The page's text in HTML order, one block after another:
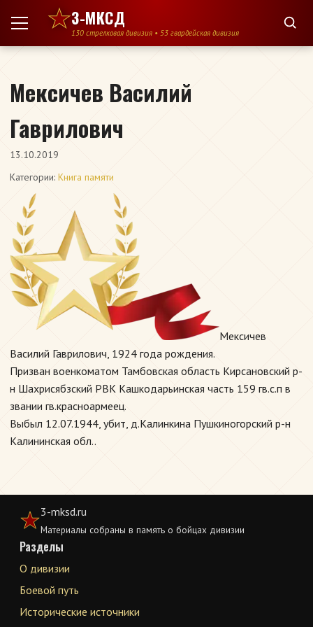
Перейти к содержимому
3-МКСД
130 стрелковая дивизия • 53 гвардейская дивизия
Мексичев Василий
Гаврилович
13.10.2019
Категории: Книга памяти
Мексичев
Василий Гаврилович, 1924 года рождения.
Призван военкоматом Тамбовская область Кирсановский р-
н Шахрисябзский РВК Кашкодарьинская часть 159 гв.с.п в
звании гв.красноармеец.
Выбыл 12.07.1944, убит, д.Калинкина Пушкиногорский р-н
Калининская обл..
3-mksd.ru
Материалы собраны в память о бойцах дивизии
Разделы
О дивизии
Боевой путь
Исторические источники